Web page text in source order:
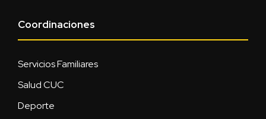
Coordinaciones
Servicios Familiares
Salud CUC
Deporte